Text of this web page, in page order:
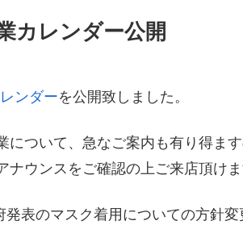
カレンダー公開
ンダーを公開致しました。
について、急なご案内も有り得ま
ナウンスをご確認の上ご来店頂け
発表のマスク着用についての方針